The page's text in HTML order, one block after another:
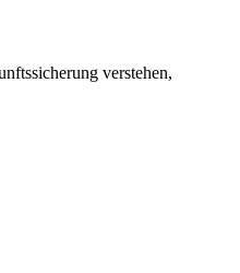
verstehen,